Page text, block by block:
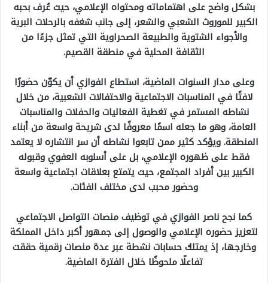
بشكل واضح على اهتماماته ومحتواه الإعلامي، حيث عُرف بحبه
الكبير للموروث الشعبي والشعر، إلى جانب شغفه بالرحلات البرية
والأجواء الشتوية والطبيعة الصحراوية التي تمثل جزءًا من
الثقافة المحلية في منطقة القصيم.
وعلى مدار السنوات الماضية، استطاع الفوازي أن يكوّن حضورًا
لافتًا في المناسبات الاجتماعية والاحتفالات الشعبية، من خلال
نشاطه المستمر في تغطية الفعاليات والحفلات والمناسبات
العامة، وهو ما جعله اسمًا معروفًا لدى شريحة واسعة من أبناء
المنطقة. ويؤكد كثير ممن تابعوا نشاطه أن سر انتشاره لا يعتمد
فقط على ظهوره الإعلامي، بل على أسلوبه العفوي وقبوله
الكبير بين أفراد المجتمع، حيث يتمتع بعلاقات اجتماعية واسعة
وحضور محبب لدى مختلف الفئات.
كما نجح ناصر الفوازي في توظيف منصات التواصل الاجتماعي
لتعزيز حضوره الإعلامي والوصول إلى جمهور أكبر داخل المملكة
وخارجها، إذ يمتلك حسابات نشطة عبر عدة منصات رقمية حققت
تفاعلًا ملحوظًا خلال الفترة الماضية.